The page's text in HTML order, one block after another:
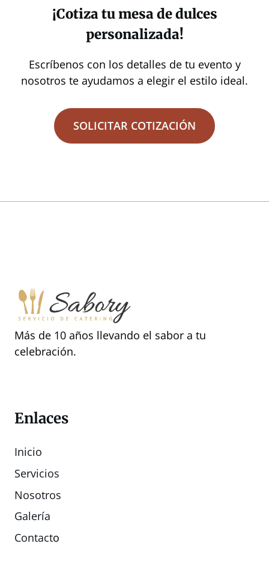
¡Cotiza tu mesa de dulces
personalizada!
Escríbenos con los detalles de tu evento y
nosotros te ayudamos a elegir el estilo ideal.
SOLICITAR COTIZACIÓN
Más de 10 años llevando el sabor a tu
celebración.
Enlaces
Inicio
Servicios
Nosotros
Galería
Contacto